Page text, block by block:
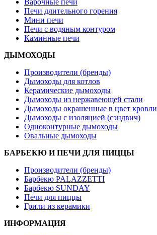
Печи длительного горения
Мини печи
Печи с водяным контуром
Каминные печи
ДЫМОХОДЫ
Производители (бренды)
Дымоходы для котлов
Керамические дымоходы
Дымоходы из нержавеющей стали
Дымоходы окрашенные в цвет кровли
Дымоходы с изоляцией (сэндвич)
Одноконтурные дымоходы
Овальные дымоходы
БАРБЕКЮ И ПЕЧИ ДЛЯ ПИЦЦЫ
Производители (бренды)
Барбекю PALAZZETTI
Барбекю SUNDAY
Печи для пиццы
Грили из керамики
ИНФОРМАЦИЯ